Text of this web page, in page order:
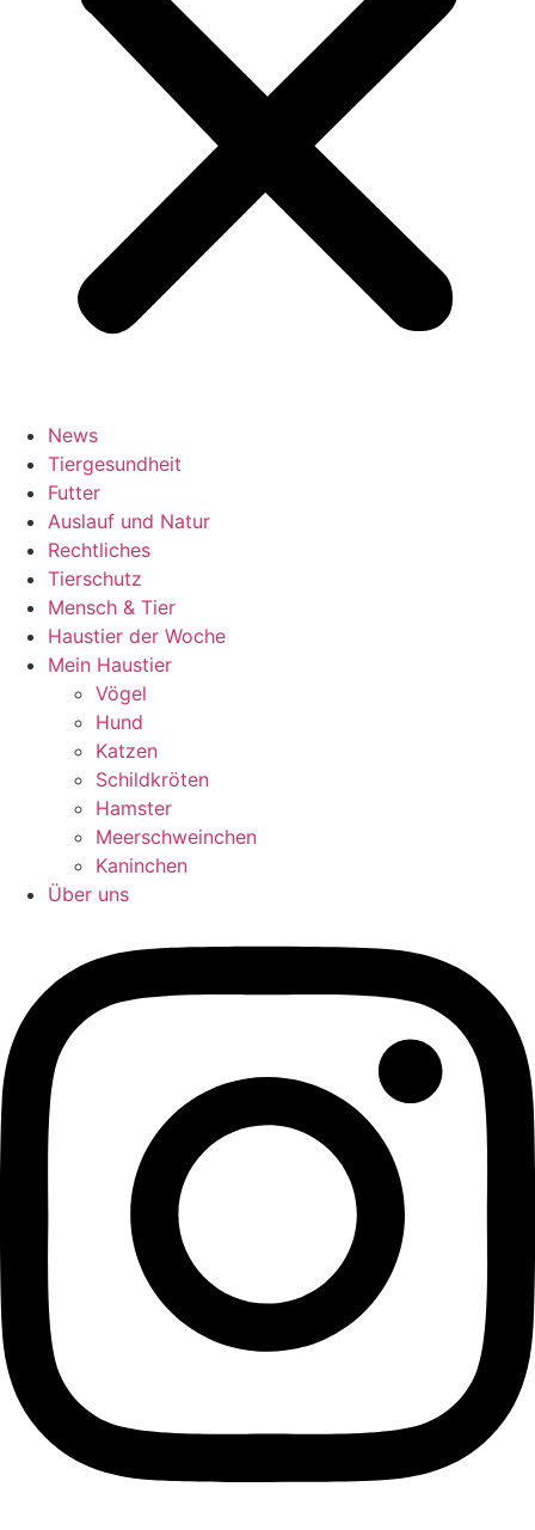
News
Tiergesundheit
Futter
Auslauf und Natur
Rechtliches
Tierschutz
Mensch & Tier
Haustier der Woche
Mein Haustier
Vögel
Hund
Katzen
Schildkröten
Hamster
Meerschweinchen
Kaninchen
Über uns